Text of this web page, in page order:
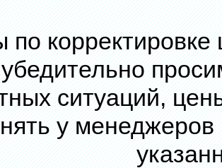
по
ситуаций,
у